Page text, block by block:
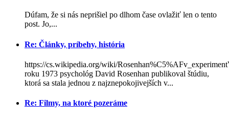
Dúfam, že si nás neprišiel po dlhom čase ovlažiť len o tento
post. Jo,...
Re: Články, príbehy, história
https://cs.wikipedia.org/wiki/
roku 1973 psychológ David Rosenhan publikoval štúdiu,
ktorá sa stala jednou z najznepokojivejších v...
Re: Filmy, na ktoré pozeráme